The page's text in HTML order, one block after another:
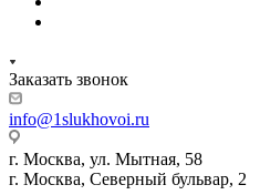
Заказать звонок
info@1slukhovoi.ru
г. Москва, ул. Мытная, 58
г. Москва, Северный бульвар, 2